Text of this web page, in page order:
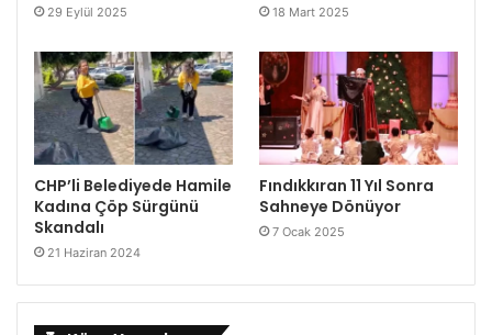
29 Eylül 2025 18 Mart 2025
CHP’li Belediyede Hamile
Kadına Çöp Sürgünü
Skandalı
21 Haziran 2024
Fındıkkıran 11 Yıl Sonra
Sahneye Dönüyor
7 Ocak 2025